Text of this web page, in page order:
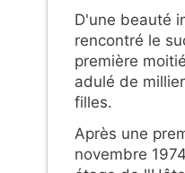
D'une beauté
rencontré le
première
adulé de
filles.
Après une
novembre 1974